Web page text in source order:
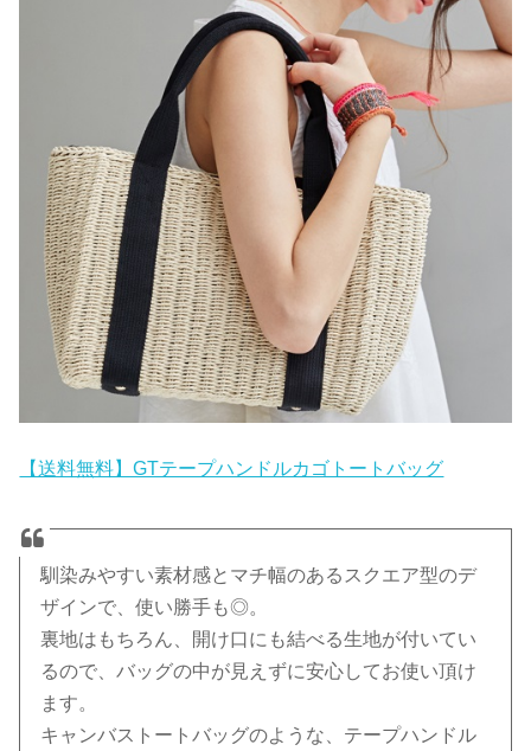
【送料無料】GTテープハンドルカゴトートバッグ
馴染みやすい素材感とマチ幅のあるスクエア型のデ
ザインで、使い勝手も◎。
裏地はもちろん、開け口にも結べる生地が付いてい
るので、バッグの中が見えずに安心してお使い頂け
ます。
キャンバストートバッグのような、テープハンドル